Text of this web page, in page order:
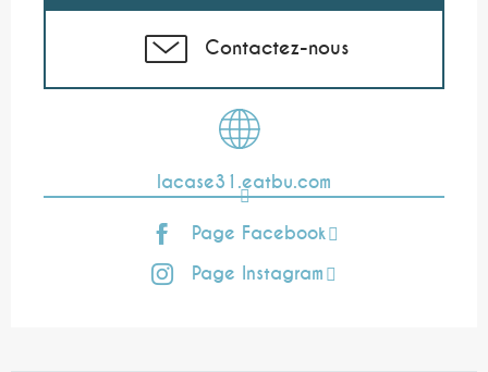
Contactez-nous
lacase31.eatbu.com
Page Facebook
Page Instagram